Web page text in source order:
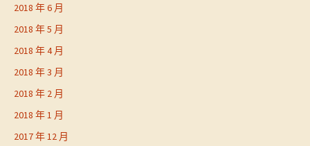
2018 年 6 月
2018 年 5 月
2018 年 4 月
2018 年 3 月
2018 年 2 月
2018 年 1 月
2017 年 12 月